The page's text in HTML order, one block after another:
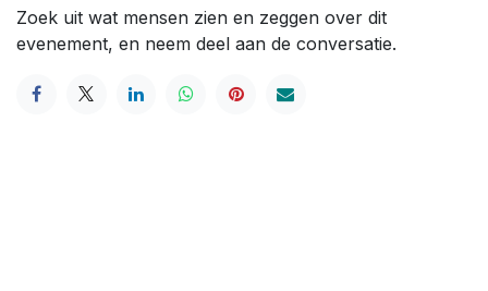
Zoek uit wat mensen zien en zeggen over dit
evenement, en neem deel aan de conversatie.